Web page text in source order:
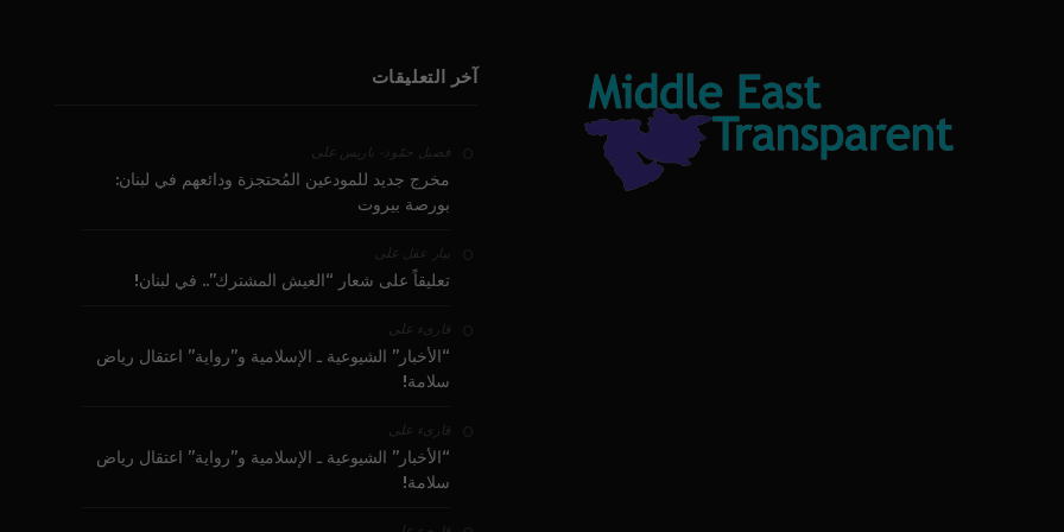
آخر التعليقات
فضيل حمّود - باريس على
مخرج جديد للمودعين المُحتجزة ودائعهم في لبنان:
بورصة بيروت
بيار عقل على
تعليقاً على شعار “العيش المشترك”.. في لبنان!
قارىء على
“الأخبار” الشيوعية ـ الإسلامية و”رواية” اعتقال رياض
سلامة!
قارىء على
“الأخبار” الشيوعية ـ الإسلامية و”رواية” اعتقال رياض
سلامة!